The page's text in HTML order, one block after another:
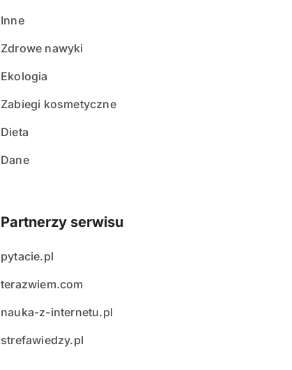
Inne
Zdrowe nawyki
Ekologia
Zabiegi kosmetyczne
Dieta
Dane
Partnerzy serwisu
pytacie.pl
terazwiem.com
nauka-z-internetu.pl
strefawiedzy.pl